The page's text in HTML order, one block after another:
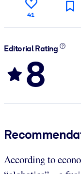
41
Editorial Rating
8
According to